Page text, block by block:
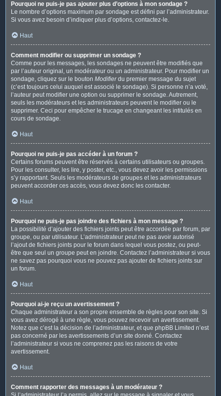
Pourquoi ne puis-je pas ajouter plus d’options à mon sondage ?
Le nombre d’options maximum par sondage est défini par l’administrateur.
Si vous avez besoin d’indiquer plus d’options, contactez-le.
Haut
Comment modifier ou supprimer un sondage ?
Comme pour les messages, les sondages ne peuvent être modifiés que
par l’auteur original, un modérateur ou un administrateur. Pour modifier un
sondage, cliquez sur le bouton Modifierdu premier message du sujet
(c’est toujours celui auquel est associé le sondage). Si personne n’a voté,
l’auteur peut modifier une option ou supprimer le sondage. Autrement,
seuls les modérateurs et les administrateurs peuvent le modifier ou le
supprimer. Ceci pour empêcher le trucage en changeant les intitulés en
cours de sondage.
Haut
Pourquoi ne puis-je pas accéder à un forum ?
Certains forums peuvent être réservés à certains utilisateurs ou groupes.
Pour les consulter, les lire, y poster, etc., vous devez avoir les permissions
s’y rapportant. Seuls les modérateurs de groupes et les administrateurs
peuvent accorder ces accès, vous devez donc les contacter.
Haut
Pourquoi ne puis-je pas joindre des fichiers à mon message ?
La possibilité d’ajouter des fichiers joints peut être accordée par forum, par
groupe, ou par utilisateur. L’administrateur peut ne pas avoir autorisé
l’ajout de fichiers joints pour le forum dans lequel vous postez, ou peut-
être que seul un groupe peut en joindre. Contactez l’administrateur si vous
ne savez pas pourquoi vous ne pouvez pas ajouter de fichiers joints sur
un forum.
Haut
Pourquoi ai-je reçu un avertissement ?
Chaque administrateur a son propre ensemble de règles pour son site. Si
vous avez dérogé à une règle, vous pouvez recevoir un avertissement.
Notez que c’est la décision de l’administrateur, et que phpBB Limited n’est
pas concerné par les avertissements d’un site donné. Contactez
l’administrateur si vous ne comprenez pas les raisons de votre
avertissement.
Haut
Comment rapporter des messages à un modérateur ?